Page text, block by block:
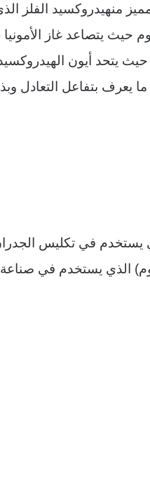
منهيدروكسيد الفلز
حيث يتصاعد غاز الأمونيا
حيث يتحد أيون
يعرف بتفاعل التعادل
يستخدم في تكليس
الذي يستخدم في